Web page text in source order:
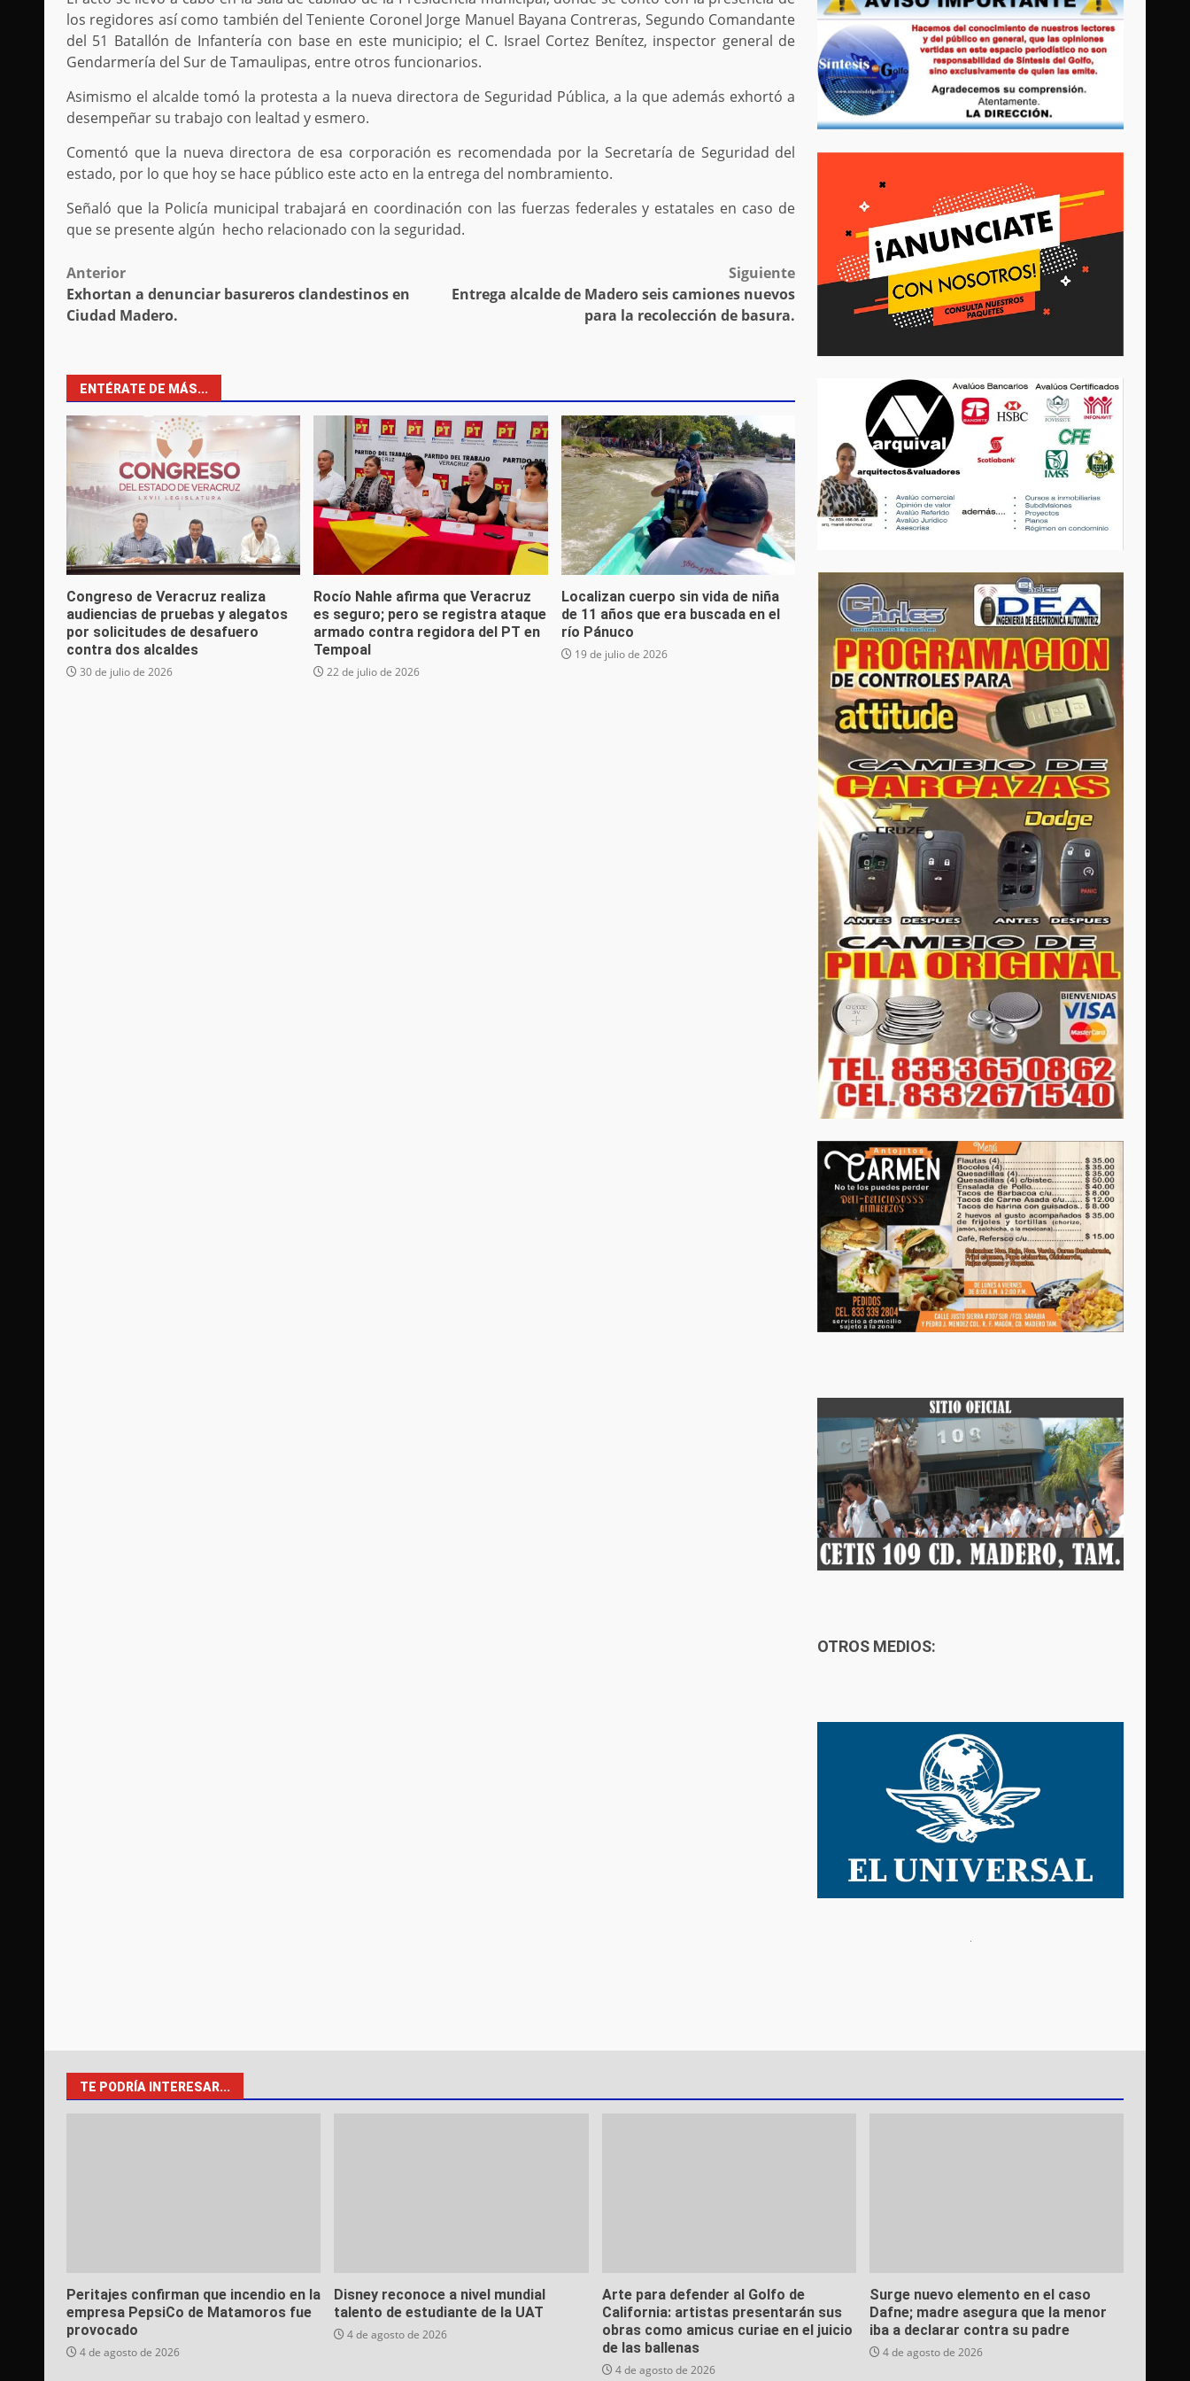
los regidores así como también del Teniente Coronel Jorge Manuel Bayana Contreras, Segundo Comandante
del 51 Batallón de Infantería con base en este municipio; el C. Israel Cortez Benítez, inspector general de
Gendarmería del Sur de Tamaulipas, entre otros funcionarios.
Asimismo el alcalde tomó la protesta a la nueva directora de Seguridad Pública, a la que además exhortó a
desempeñar su trabajo con lealtad y esmero.
Comentó que la nueva directora de esa corporación es recomendada por la Secretaría de Seguridad del
estado, por lo que hoy se hace público este acto en la entrega del nombramiento.
Señaló que la Policía municipal trabajará en coordinación con las fuerzas federales y estatales en caso de
que se presente algún hecho relacionado con la seguridad.
Post
navigation
Anterior
Exhortan a denunciar basureros clandestinos en
Ciudad Madero.
Siguiente
Entrega alcalde de Madero seis camiones nuevos
para la recolección de basura.
ENTÉRATE DE MÁS...
Congreso de Veracruz realiza
audiencias de pruebas y alegatos
por solicitudes de desafuero
contra dos alcaldes
30 de julio de 2026
Rocío Nahle afirma que Veracruz
es seguro; pero se registra ataque
armado contra regidora del PT en
Tempoal
22 de julio de 2026
Localizan cuerpo sin vida de niña
de 11 años que era buscada en el
río Pánuco
19 de julio de 2026
OTROS MEDIOS:
TE PODRÍA INTERESAR...
Peritajes confirman que incendio en la
empresa PepsiCo de Matamoros fue
provocado
4 de agosto de 2026
Disney reconoce a nivel mundial
talento de estudiante de la UAT
4 de agosto de 2026
Arte para defender al Golfo de
California: artistas presentarán sus
obras como amicus curiae en el juicio
de las ballenas
4 de agosto de 2026
Surge nuevo elemento en el caso
Dafne; madre asegura que la menor
iba a declarar contra su padre
4 de agosto de 2026